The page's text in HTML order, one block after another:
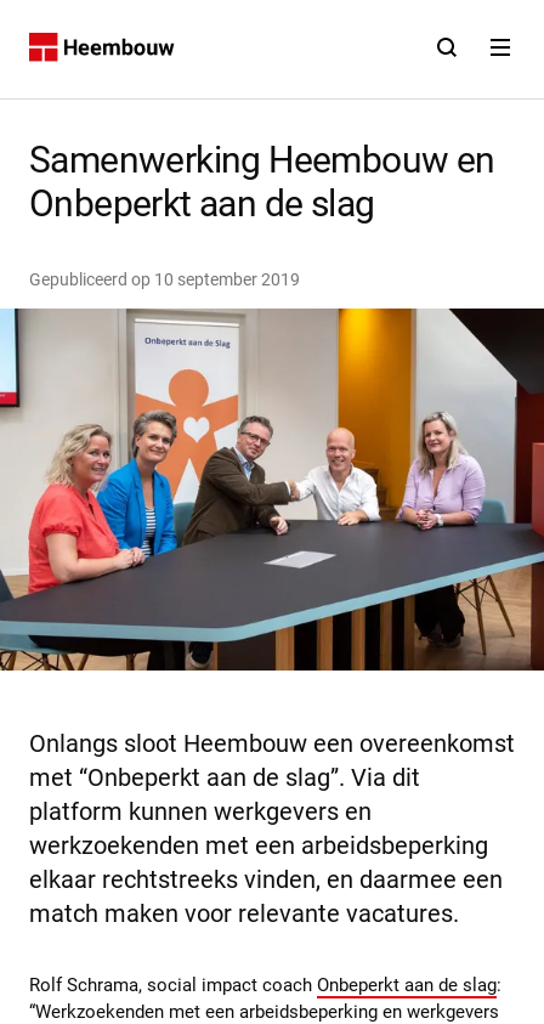
Home Open Open
Contact
Samenwerking Heembouw en
Onbeperkt aan de slag
Gepubliceerd op 10 september 2019
Onlangs sloot Heembouw een overeenkomst
met “Onbeperkt aan de slag”. Via dit
platform kunnen werkgevers en
werkzoekenden met een arbeidsbeperking
elkaar rechtstreeks vinden, en daarmee een
match maken voor relevante vacatures.
Rolf Schrama, social impact coach Onbeperkt aan de slag:
“Werkzoekenden met een arbeidsbeperking en werkgevers